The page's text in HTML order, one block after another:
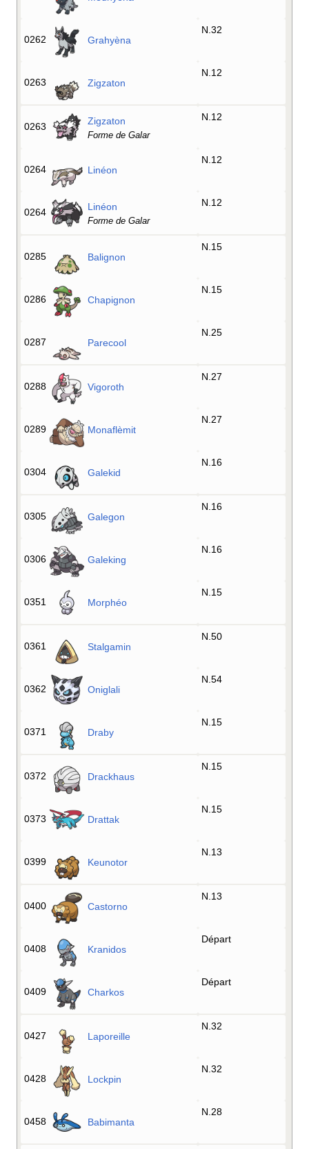
0262 Grahyèna
N.32
0263 Zigzaton
N.12
0263 Zigzaton
Forme de Galar
N.12
0264 Linéon
N.12
0264 Linéon
Forme de Galar
N.12
0285 Balignon
N.15
0286 Chapignon
N.15
0287 Parecool
N.25
0288 Vigoroth
N.27
0289 Monaflèmit
N.27
0304 Galekid
N.16
0305 Galegon
N.16
0306 Galeking
N.16
0351 Morphéo
N.15
0361 Stalgamin
N.50
0362 Oniglali
N.54
0371 Draby
N.15
0372 Drackhaus
N.15
0373 Drattak
N.15
0399 Keunotor
N.13
0400 Castorno
N.13
0408 Kranidos
Départ
0409 Charkos
Départ
0427 Laporeille
N.32
0428 Lockpin
N.32
0458 Babimanta
N.28